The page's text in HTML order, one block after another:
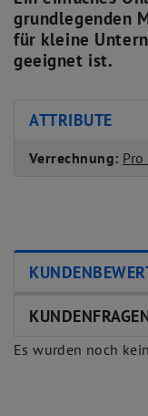
grundlegenden
für kleine
geeignet ist.
ATTRIBUTE
Verrechnung:
Es wurden noch